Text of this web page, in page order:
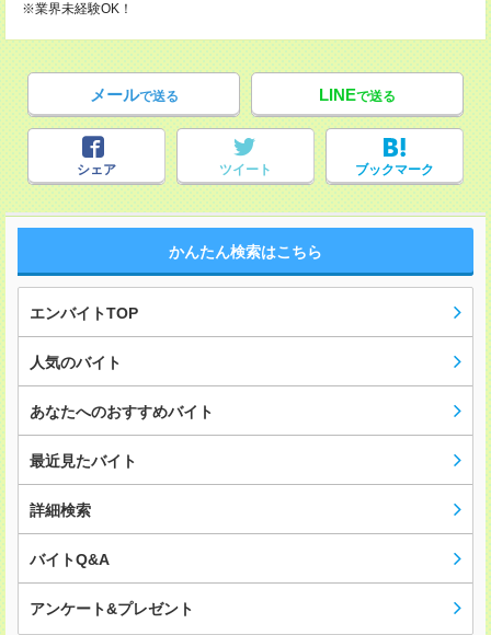
※業界未経験OK！
メールで送る LINEで送る
シェア ツイート ブックマーク
かんたん検索はこちら
エンバイトTOP
人気のバイト
あなたへのおすすめバイト
最近見たバイト
詳細検索
バイトQ&A
アンケート&プレゼント